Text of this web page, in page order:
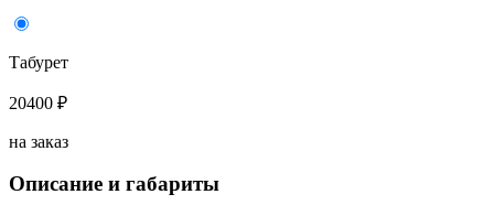
Табурет
20400 ₽
на заказ
Описание и габариты